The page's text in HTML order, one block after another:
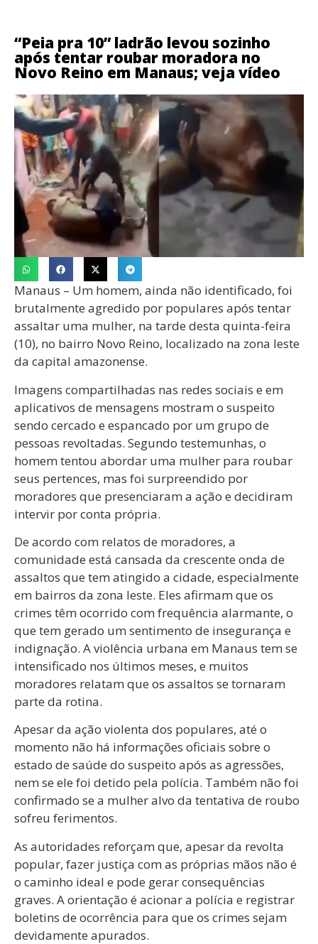
“Peia pra 10” ladrão levou sozinho
após tentar roubar moradora no
Novo Reino em Manaus; veja vídeo
Manaus – Um homem, ainda não identificado, foi
brutalmente agredido por populares após tentar
assaltar uma mulher, na tarde desta quinta-feira
(10), no bairro Novo Reino, localizado na zona leste
da capital amazonense.
Imagens compartilhadas nas redes sociais e em
aplicativos de mensagens mostram o suspeito
sendo cercado e espancado por um grupo de
pessoas revoltadas. Segundo testemunhas, o
homem tentou abordar uma mulher para roubar
seus pertences, mas foi surpreendido por
moradores que presenciaram a ação e decidiram
intervir por conta própria.
De acordo com relatos de moradores, a
comunidade está cansada da crescente onda de
assaltos que tem atingido a cidade, especialmente
em bairros da zona leste. Eles afirmam que os
crimes têm ocorrido com frequência alarmante, o
que tem gerado um sentimento de insegurança e
indignação. A violência urbana em Manaus tem se
intensificado nos últimos meses, e muitos
moradores relatam que os assaltos se tornaram
parte da rotina.
Apesar da ação violenta dos populares, até o
momento não há informações oficiais sobre o
estado de saúde do suspeito após as agressões,
nem se ele foi detido pela polícia. Também não foi
confirmado se a mulher alvo da tentativa de roubo
sofreu ferimentos.
As autoridades reforçam que, apesar da revolta
popular, fazer justiça com as próprias mãos não é
o caminho ideal e pode gerar consequências
graves. A orientação é acionar a polícia e registrar
boletins de ocorrência para que os crimes sejam
devidamente apurados.